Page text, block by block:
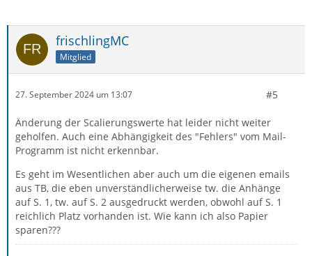
frischlingMC
Mitglied
27. September 2024 um 13:07 #5
Änderung der Scalierungswerte hat leider nicht weiter
geholfen. Auch eine Abhängigkeit des "Fehlers" vom Mail-
Programm ist nicht erkennbar.
Es geht im Wesentlichen aber auch um die eigenen emails
aus TB, die eben unverständlicherweise tw. die Anhänge
auf S. 1, tw. auf S. 2 ausgedruckt werden, obwohl auf S. 1
reichlich Platz vorhanden ist. Wie kann ich also Papier
sparen???